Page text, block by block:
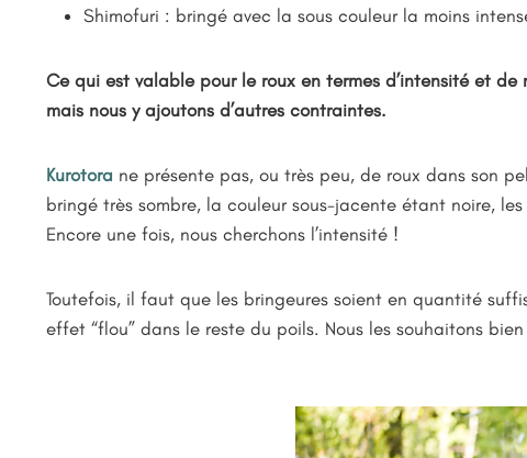
Shimofuri : bringé avec la sous couleur la moins
Ce qui est valable pour le roux en termes d’intensité et
mais nous y ajoutons d’autres contraintes.
Kurotora ne présente pas, ou très peu, de roux dans son
bringé très sombre, la couleur sous-jacente étant noire,
Encore une fois, nous cherchons l’intensité !
Toutefois, il faut que les bringeures soient en quantité
effet “flou” dans le reste du poils. Nous les souhaitons